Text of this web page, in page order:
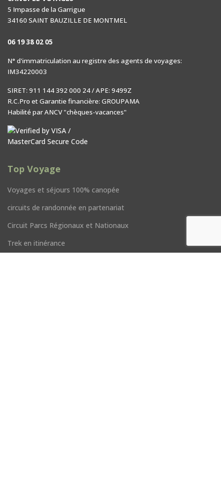
5 Impasse de la Garrigue
34160 SAINT BAUZILLE DE MONTMEL
06 19 38 02 05
N° d'immatriculation au registre des agents de voyages:
IM34220003
SIRET: 911 144 392 000 24 / APE: 9499Z
R.C.Pro et Garantie financière: GROUPAMA
Habilité par ANCV "chèques-vacances"
Top Voyage
Voyages et séjours 100% canopée
circuits de randonnée en partenariat
Circuit Parcs Régionaux et Nationaux
Trek en itinérance